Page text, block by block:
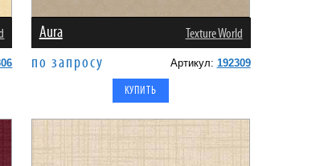
Aura Texture World
по запросу Артикул: 192309